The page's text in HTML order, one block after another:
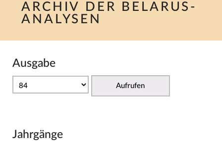
ARCHIV DER BELARUS-
ANALYSEN
Ausgabe
Aufrufen
Jahrgänge